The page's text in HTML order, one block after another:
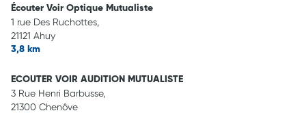
Écouter Voir Optique Mutualiste
1 rue Des Ruchottes,
21121 Ahuy
3,8 km
ECOUTER VOIR AUDITION MUTUALISTE
3 Rue Henri Barbusse,
21300 Chenôve